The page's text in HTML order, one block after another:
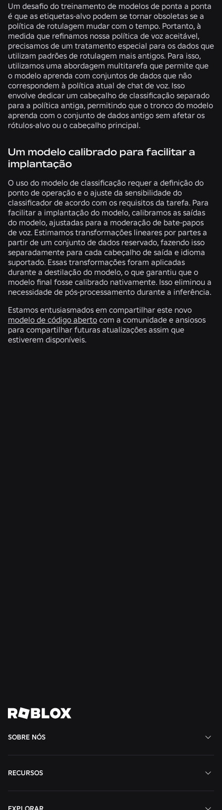
Um desafio do treinamento de modelos de ponta a ponta
é que as etiquetas-alvo podem se tornar obsoletas se a
política de rotulagem mudar com o tempo. Portanto, à
medida que refinamos nossa política de voz aceitável,
precisamos de um tratamento especial para os dados que
utilizam padrões de rotulagem mais antigos. Para isso,
utilizamos uma abordagem multitarefa que permite que
o modelo aprenda com conjuntos de dados que não
correspondem à política atual de chat de voz. Isso
envolve dedicar um cabeçalho de classificação separado
para a política antiga, permitindo que o tronco do modelo
aprenda com o conjunto de dados antigo sem afetar os
rótulos-alvo ou o cabeçalho principal.
Um modelo calibrado para facilitar a
implantação
O uso do modelo de classificação requer a definição do
ponto de operação e o ajuste da sensibilidade do
classificador de acordo com os requisitos da tarefa. Para
facilitar a implantação do modelo, calibramos as saídas
do modelo, ajustadas para a moderação de bate-papos
de voz. Estimamos transformações lineares por partes a
partir de um conjunto de dados reservado, fazendo isso
separadamente para cada cabeçalho de saída e idioma
suportado. Essas transformações foram aplicadas
durante a destilação do modelo, o que garantiu que o
modelo final fosse calibrado nativamente. Isso eliminou a
necessidade de pós-processamento durante a inferência.
Estamos entusiasmados em compartilhar este novo
modelo de código aberto com a comunidade e ansiosos
para compartilhar futuras atualizações assim que
estiverem disponíveis.
SOBRE NÓS
RECURSOS